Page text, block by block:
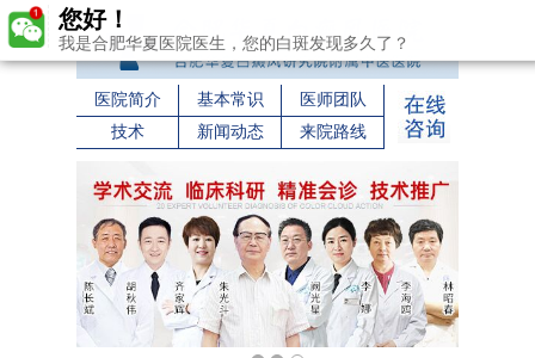
医院简介 基本常识
医师团队
技术
新闻动态 来院路线
您好！
我是合肥华夏医院医生，您的白斑发现多久了？